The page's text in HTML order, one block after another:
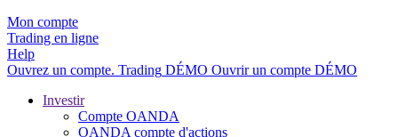
Mon compte
Trading en ligne
Help
Ouvrez un compte. Trading DÉMO Ouvrir un compte DÉMO
Investir
Compte OANDA
OANDA compte d'actions